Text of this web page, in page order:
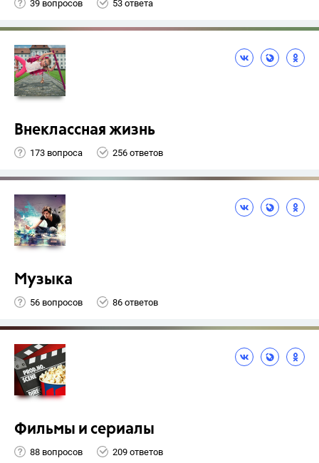
39 вопросов 53 ответа
Внеклассная жизнь
173 вопроса 256 ответов
Музыка
56 вопросов 86 ответов
Фильмы и сериалы
88 вопросов 209 ответов